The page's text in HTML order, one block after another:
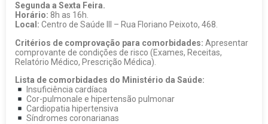
Segunda a Sexta Feira.
Horário: 8h as 16h.
Local: Centro de Saúde III – Rua Floriano Peixoto, 468.
Critérios de comprovação para comorbidades: Apresentar
comprovante de condições de risco (Exames, Receitas,
Relatório Médico, Prescrição Médica).
Lista de comorbidades do Ministério da Saúde:
Insuficiência cardíaca
Cor-pulmonale e hipertensão pulmonar
Cardiopatia hipertensiva
Síndromes coronarianas